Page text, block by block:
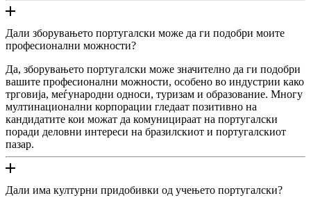
Дали зборувањето португалски може да ги подобри моите
професионални можности?
Да, зборувањето португалски може значително да ги подобри
вашите професионални можности, особено во индустрии како
трговија, меѓународни односи, туризам и образование. Многу
мултинационални корпорации гледаат позитивно на
кандидатите кои можат да комуницираат на португалски
поради деловни интереси на бразилскиот и португалскиот
пазар.
Дали има културни придобивки од учењето португалски?